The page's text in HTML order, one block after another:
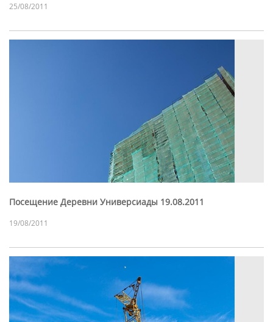
25/08/2011
Посещение Деревни Универсиады 19.08.2011
19/08/2011